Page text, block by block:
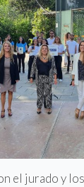
el jurado y